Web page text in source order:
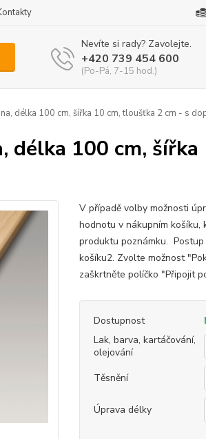
Nevíte si rady? Zavolejte.
+420 739 454 600
(Po-Pá, 7-15 hod.)
délka 100 cm, šířka 10 cm, tloušťka 2 cm - s
délka 100 cm,
V případě volby možnosti
hodnotu v nákupním košíku,
produktu poznámku.
košíku2. Zvolte možnost
zaškrtněte políčko "Připojit
Dostupnost
Lak, barva, kartáčování,
olejování
Těsnění
Úprava délky